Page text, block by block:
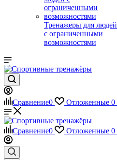
Тренажеры для людей
с ограниченными
возможностями
Сравнение0 Отложенные 0
Сравнение0 Отложенные 0